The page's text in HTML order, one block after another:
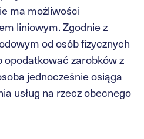
ma możliwości
liniowym. Zgodnie z
od osób fizycznych
opodatkować zarobków z
jednocześnie osiąga
usług na rzecz obecnego